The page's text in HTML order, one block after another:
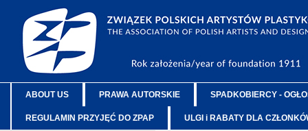
ABOUT US PRAWA AUTORSKIE SPADKOBIERCY -
REGULAMIN PRZYJĘĆ DO ZPAP ULGI i RABATY DLA